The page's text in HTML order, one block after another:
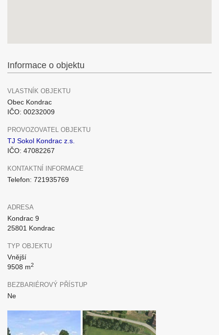
Informace o objektu
VLASTNÍK OBJEKTU
Obec Kondrac
IČO: 00232009
PROVOZOVATEL OBJEKTU
TJ Sokol Kondrac z.s.
IČO: 47082267
KONTAKTNÍ INFORMACE
Telefon: 721935769
ADRESA
Kondrac 9
25801 Kondrac
TYP OBJEKTU
Vnější
9508 m2
BEZBARIÉROVÝ PŘÍSTUP
Ne